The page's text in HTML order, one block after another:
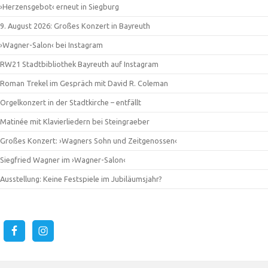
›Herzensgebot‹ erneut in Siegburg
9. August 2026: Großes Konzert in Bayreuth
›Wagner-Salon‹ bei Instagram
RW21 Stadtbibliothek Bayreuth auf Instagram
Roman Trekel im Gespräch mit David R. Coleman
Orgelkonzert in der Stadtkirche – entfällt
Matinée mit Klavierliedern bei Steingraeber
Großes Konzert: ›Wagners Sohn und Zeitgenossen‹
Siegfried Wagner im ›Wagner-Salon‹
Ausstellung: Keine Festspiele im Jubiläumsjahr?